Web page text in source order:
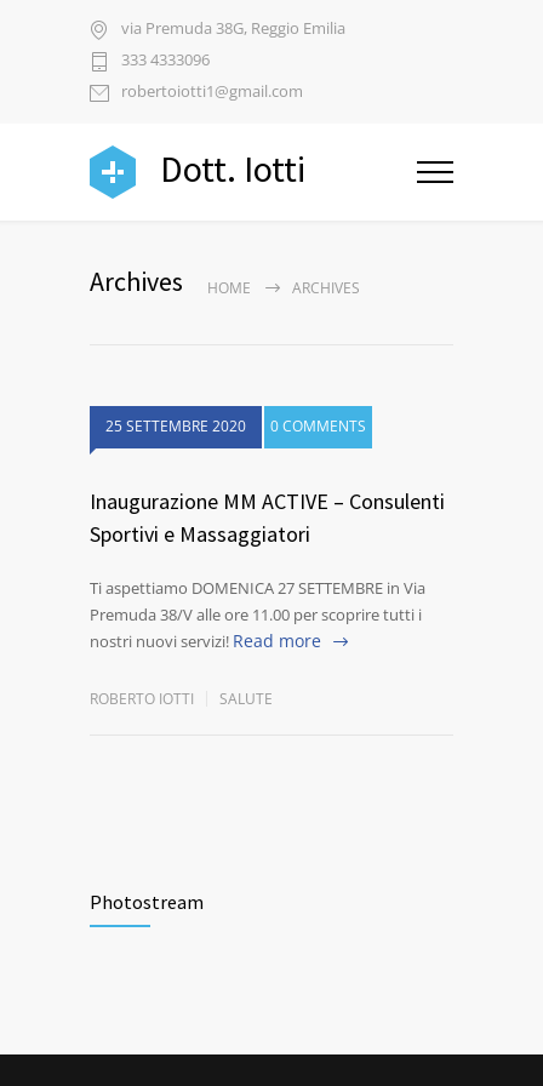
via Premuda 38G, Reggio Emilia
333 4333096
robertoiotti1@gmail.com
Dott. Iotti
Archives HOME ARCHIVES
25 SETTEMBRE 2020 0 COMMENTS
Inaugurazione MM ACTIVE – Consulenti
Sportivi e Massaggiatori
Ti aspettiamo DOMENICA 27 SETTEMBRE in Via
Premuda 38/V alle ore 11.00 per scoprire tutti i
nostri nuovi servizi! Read more
ROBERTO IOTTI SALUTE
Photostream